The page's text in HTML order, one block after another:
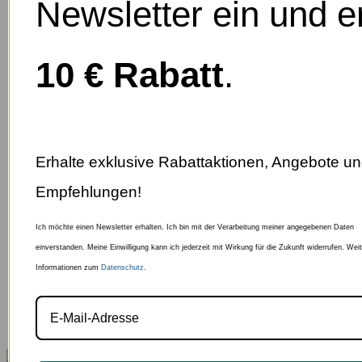
Newsletter ein und
10 € Rabatt.
Erhalte exklusive Rabattaktionen, Angebote
Empfehlungen!
Ich möchte einen Newsletter erhalten. Ich bin mit der Verarbeitung meiner angegebenen Daten
einverstanden. Meine Einwilligung kann ich jederzeit mit Wirkung für die Zukunft widerrufen.
Informationen zum Datenschutz.